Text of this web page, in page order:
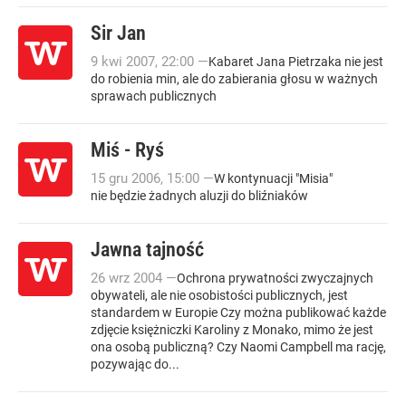
Sir Jan
9 kwi 2007, 22:00 —Kabaret Jana Pietrzaka nie jest
do robienia min, ale do zabierania głosu w ważnych
sprawach publicznych
Miś - Ryś
15 gru 2006, 15:00 —W kontynuacji "Misia"
nie będzie żadnych aluzji do bliźniaków
Jawna tajność
26 wrz 2004 —Ochrona prywatności zwyczajnych
obywateli, ale nie osobistości publicznych, jest
standardem w Europie Czy można publikować każde
zdjęcie księżniczki Karoliny z Monako, mimo że jest
ona osobą publiczną? Czy Naomi Campbell ma rację,
pozywając do...